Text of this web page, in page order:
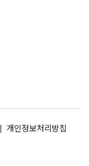
개인정보처리방침